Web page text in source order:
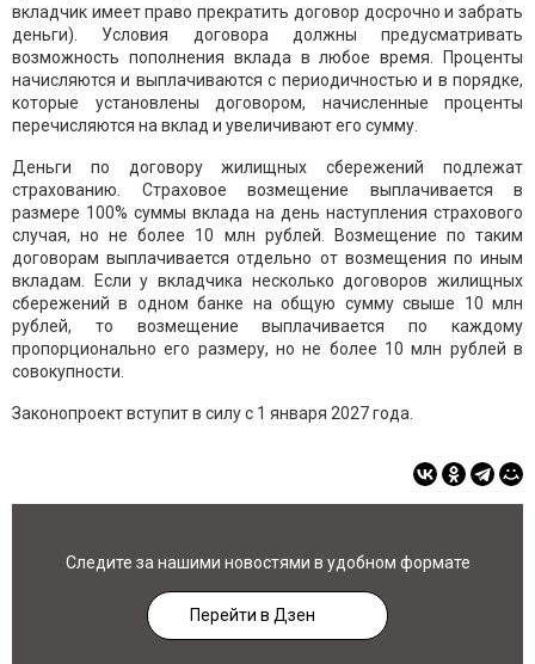
вкладчик имеет право прекратить договор досрочно и забрать
деньги). Условия договора должны предусматривать
возможность пополнения вклада в любое время. Проценты
начисляются и выплачиваются с периодичностью и в порядке,
которые установлены договором, начисленные проценты
перечисляются на вклад и увеличивают его сумму.
Деньги по договору жилищных сбережений подлежат
страхованию. Страховое возмещение выплачивается в
размере 100% суммы вклада на день наступления страхового
случая, но не более 10 млн рублей. Возмещение по таким
договорам выплачивается отдельно от возмещения по иным
вкладам. Если у вкладчика несколько договоров жилищных
сбережений в одном банке на общую сумму свыше 10 млн
рублей, то возмещение выплачивается по каждому
пропорционально его размеру, но не более 10 млн рублей в
совокупности.
Законопроект вступит в силу с 1 января 2027 года.
Следите за нашими новостями в удобном формате
Перейти в Дзен